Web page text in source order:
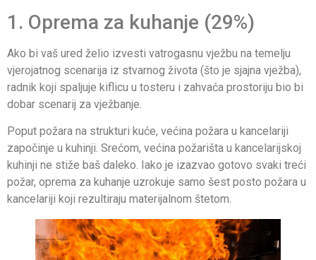
1. Oprema za kuhanje (29%)
Ako bi vaš ured želio izvesti vatrogasnu vježbu na temelju
vjerojatnog scenarija iz stvarnog života (što je sjajna vježba),
radnik koji spaljuje kiflicu u tosteru i zahvaća prostoriju bio bi
dobar scenarij za vježbanje.
Poput požara na strukturi kuće, većina požara u kancelariji
započinje u kuhinji. Srećom, većina požarišta u kancelarijskoj
kuhinji ne stiže baš daleko. Iako je izazvao gotovo svaki treći
požar, oprema za kuhanje uzrokuje samo šest posto požara u
kancelariji koji rezultiraju materijalnom štetom.